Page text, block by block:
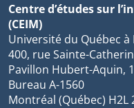
Centre d’études sur
(CEIM)
Université du Québec
400, rue Sainte-
Pavillon Hubert-Aquin, 1
Bureau A-1560
Montréal (Québec) H2L